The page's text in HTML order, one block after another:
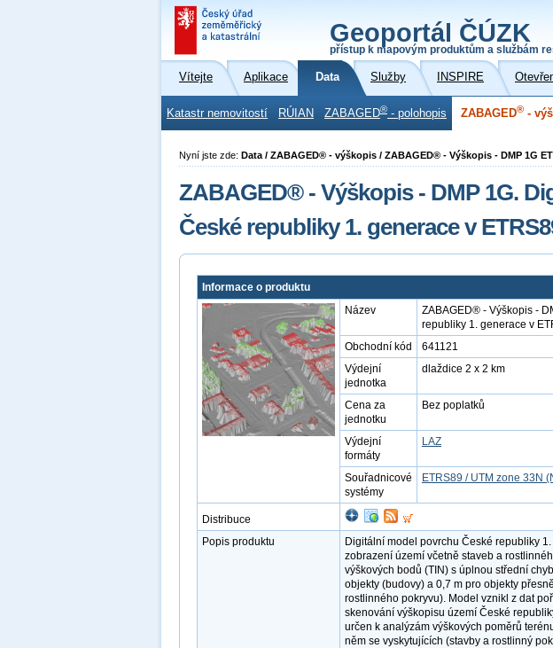
Geoportál ČÚZK
přístup k mapovým produktům a službám
Vítejte Aplikace Data Služby INSPIRE
Katastr nemovitostí RÚIAN ZABAGED® - polohopis ZABAGED® -
Nyní jste zde: Data / ZABAGED® - výškopis / ZABAGED® - Výškopis - DMP 1G
ZABAGED® - Výškopis - DMP 1G.
České republiky 1. generace v
Informace o produktu
Název
ZABAGED® - Výškopis -
republiky 1. generace v
Obchodní kód
641121
Výdejní
jednotka
dlaždice 2 x 2 km
Cena za
jednotku
Bez poplatků
Výdejní
formáty
LAZ
Souřadnicové
systémy
ETRS89 / UTM zone 33N
Distribuce
Popis produktu
Digitální model povrchu České republiky
zobrazení území včetně staveb a
výškových bodů (TIN) s úplnou střední
objekty (budovy) a 0,7 m pro objekty
rostlinného pokryvu). Model vznikl z dat
skenování výškopisu území České
určen k analýzám výškových poměrů
něm se vyskytujících (stavby a rostlinný